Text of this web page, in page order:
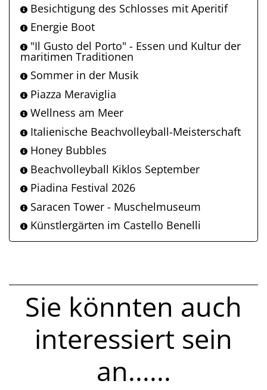
Besichtigung des Schlosses mit Aperitif
Energie Boot
"Il Gusto del Porto" - Essen und Kultur der
maritimen Traditionen
Sommer in der Musik
Piazza Meraviglia
Wellness am Meer
Italienische Beachvolleyball-Meisterschaft
Honey Bubbles
Beachvolleyball Kiklos September
Piadina Festival 2026
Saracen Tower - Muschelmuseum
Künstlergärten im Castello Benelli
Sie könnten auch
interessiert sein
an......